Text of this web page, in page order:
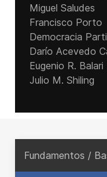
Miguel Saludes
Francisco Porto
Democracia
Darío Acevedo
Eugenio R. Balari
Julio M. Shiling
Fundamentos /